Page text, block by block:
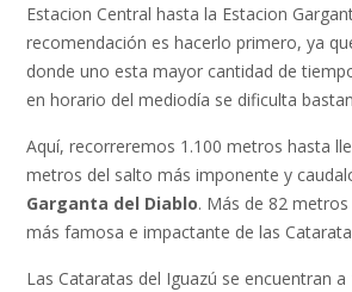
Estacion Central hasta la Estacion
recomendación es hacerlo primero, ya
donde uno esta mayor cantidad de
en horario del mediodía se dificulta
Aquí, recorreremos 1.100 metros hasta
metros del salto más imponente y
Garganta del Diablo. Más de 82
más famosa e impactante de las
Las Cataratas del Iguazú se encuentran